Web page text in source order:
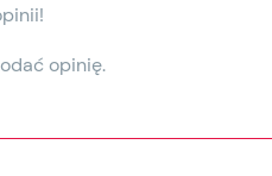
opinię.